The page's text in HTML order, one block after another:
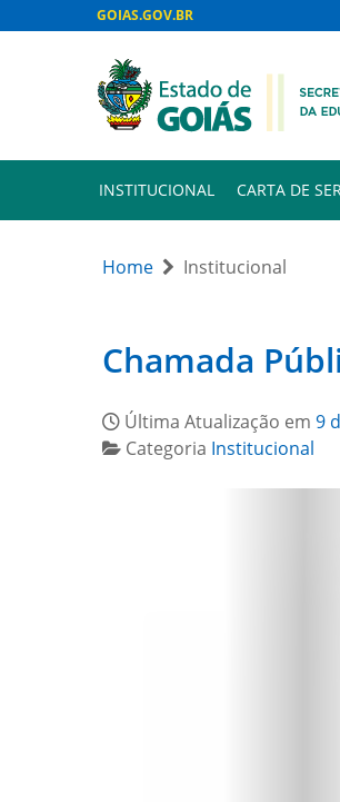
GOIAS.GOV.BR
INSTITUCIONAL CARTA DE
Home Institucional
Chamada
Última Atualização em 9
Categoria Institucional